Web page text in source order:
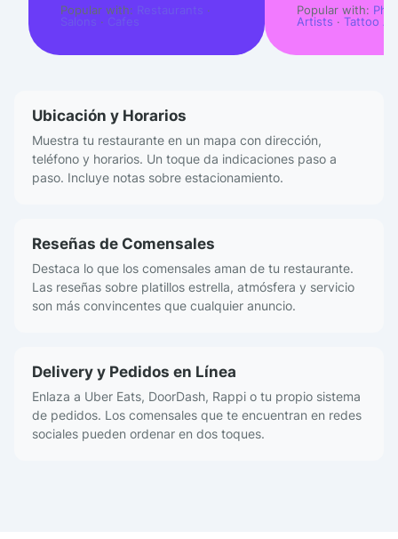
Popular with: Restaurants ·
Salons · Cafes
Popular with:
Artists ·Tattoo
Ubicación y Horarios
Muestra tu restaurante en un mapa con dirección,
teléfono y horarios. Un toque da indicaciones paso a
paso. Incluye notas sobre estacionamiento.
Reseñas de Comensales
Destaca lo que los comensales aman de tu restaurante.
Las reseñas sobre platillos estrella, atmósfera y servicio
son más convincentes que cualquier anuncio.
Delivery y Pedidos en Línea
Enlaza a Uber Eats, DoorDash, Rappi o tu propio sistema
de pedidos. Los comensales que te encuentran en redes
sociales pueden ordenar en dos toques.